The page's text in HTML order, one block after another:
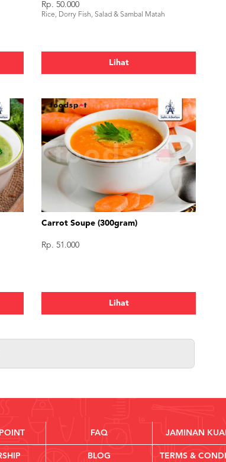
Rp. 50.000
Rice, Dorry Fish, Salad & Sambal Matah
Lihat
Carrot Soupe (300gram)
Rp. 51.000
Lihat
FAQ JAMINAN
BLOG TERMS &